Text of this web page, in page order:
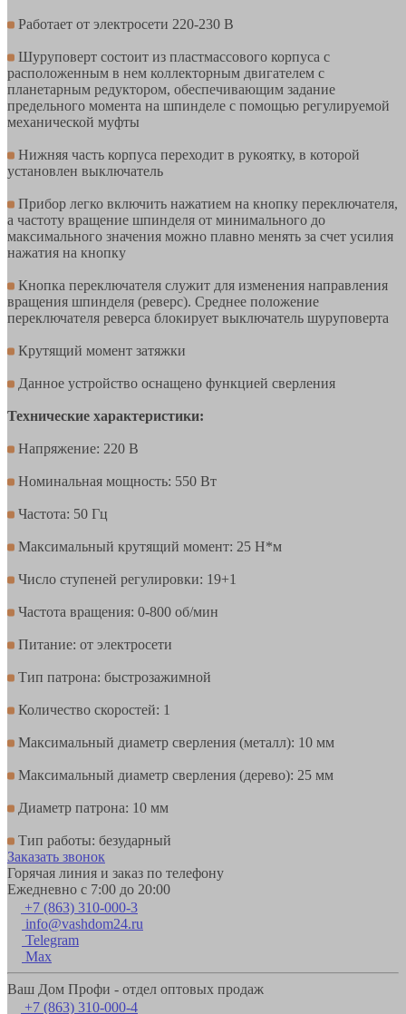
Работает от электросети 220-230 В
Шуруповерт состоит из пластмассового корпуса с
расположенным в нем коллекторным двигателем с
планетарным редуктором, обеспечивающим задание
предельного момента на шпинделе с помощью регулируемой
механической муфты
Нижняя часть корпуса переходит в рукоятку, в которой
установлен выключатель
Прибор легко включить нажатием на кнопку переключателя,
а частоту вращение шпинделя от минимального до
максимального значения можно плавно менять за счет усилия
нажатия на кнопку
Кнопка переключателя служит для изменения направления
вращения шпинделя (реверс). Среднее положение
переключателя реверса блокирует выключатель шуруповерта
Крутящий момент затяжки
Данное устройство оснащено функцией сверления
Технические характеристики:
Напряжение: 220 В
Номинальная мощность: 550 Вт
Частота: 50 Гц
Максимальный крутящий момент: 25 Н*м
Число ступеней регулировки: 19+1
Частота вращения: 0-800 об/мин
Питание: от электросети
Тип патрона: быстрозажимной
Количество скоростей: 1
Максимальный диаметр сверления (металл): 10 мм
Максимальный диаметр сверления (дерево): 25 мм
Диаметр патрона: 10 мм
Тип работы: безударный
Заказать звонок
Горячая линия и заказ по телефону
Ежедневно с 7:00 до 20:00
+7 (863) 310-000-3
info@vashdom24.ru
Telegram
Max
Ваш Дом Профи - отдел оптовых продаж
+7 (863) 310-000-4